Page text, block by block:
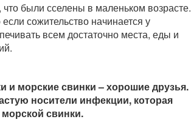
были сселены в маленьком возрасте.
сожительство начинается у
всем достаточно места, еды и
и морские свинки – хорошие друзья.
носители инфекции, которая
свинки.